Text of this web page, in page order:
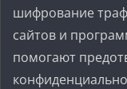
шифрование
сайтов и
помогают